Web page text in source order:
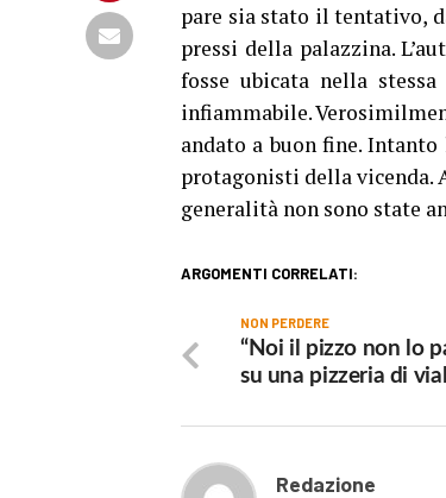
pare sia stato il tentativo,
pressi della palazzina.
fosse ubicata nella
infiammabile.
andato a buon fine.
protagonisti della
generalità non sono state
ARGOMENTI CORRELATI:
NON PERDERE
“Noi il pizzo non lo
su una pizzeria di
Redazione